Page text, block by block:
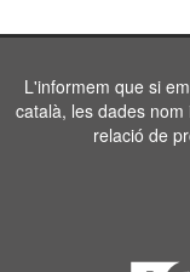
L'informem que si
català, les dades
relació de